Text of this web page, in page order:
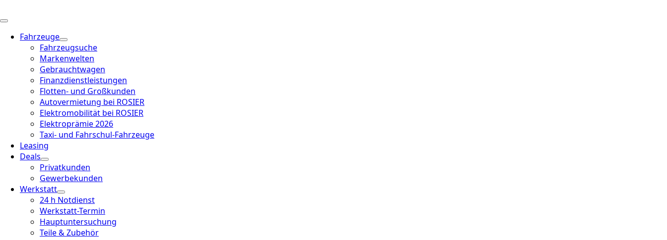
Fahrzeuge
Fahrzeugsuche
Markenwelten
Gebrauchtwagen
Finanzdienstleistungen
Flotten- und Großkunden
Autovermietung bei ROSIER
Elektromobilität bei ROSIER
Elektroprämie 2026
Taxi- und Fahrschul-Fahrzeuge
Leasing
Deals
Privatkunden
Gewerbekunden
Werkstatt
24 h Notdienst
Werkstatt-Termin
Hauptuntersuchung
Teile & Zubehör